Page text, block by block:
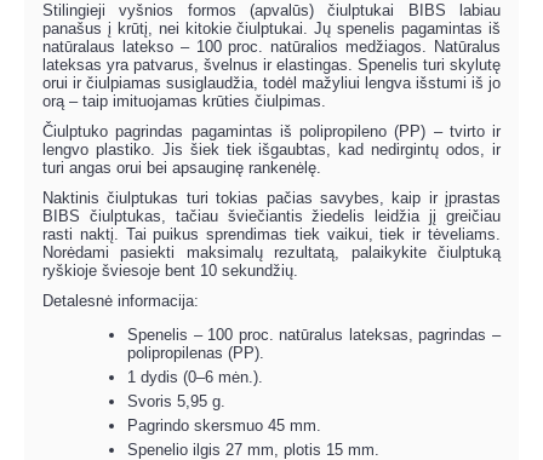
Stilingieji vyšnios formos (apvalūs) čiulptukai BIBS labiau
panašus į krūtį, nei kitokie čiulptukai. Jų spenelis pagamintas iš
natūralaus latekso – 100 proc. natūralios medžiagos. Natūralus
lateksas yra patvarus, švelnus ir elastingas. Spenelis turi skylutę
orui ir čiulpiamas susiglaudžia, todėl mažyliui lengva išstumi iš jo
orą – taip imituojamas krūties čiulpimas.
Čiulptuko pagrindas pagamintas iš polipropileno (PP) – tvirto ir
lengvo plastiko. Jis šiek tiek išgaubtas, kad nedirgintų odos, ir
turi angas orui bei apsauginę rankenėlę.
Naktinis čiulptukas turi tokias pačias savybes, kaip ir įprastas
BIBS čiulptukas, tačiau šviečiantis žiedelis leidžia jį greičiau
rasti naktį. Tai puikus sprendimas tiek vaikui, tiek ir tėveliams.
Norėdami pasiekti maksimalų rezultatą, palaikykite čiulptuką
ryškioje šviesoje bent 10 sekundžių.
Detalesnė informacija:
Spenelis – 100 proc. natūralus lateksas, pagrindas –
polipropilenas (PP).
1 dydis (0–6 mėn.).
Svoris 5,95 g.
Pagrindo skersmuo 45 mm.
Spenelio ilgis 27 mm, plotis 15 mm.